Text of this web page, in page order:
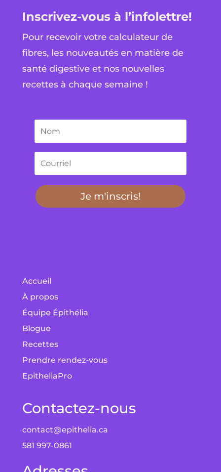
Inscrivez-vous à l’infolettre!
Pour recevoir votre calculateur de
fibres, les nouveautés en matière de
santé digestive et nos nouvelles
recettes à chaque semaine !
Je m'inscris!
Accueil
À propos
Équipe Épithélia
Blogue
Recettes
Prendre rendez-vous
EpitheliaPro
Contactez-nous
contact@epithelia.ca
581 997-0861